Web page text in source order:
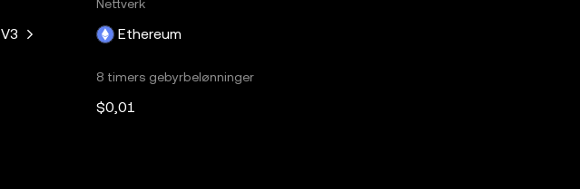
Nettverk
Ethereum
8 timers gebyrbelønninger
$0,01